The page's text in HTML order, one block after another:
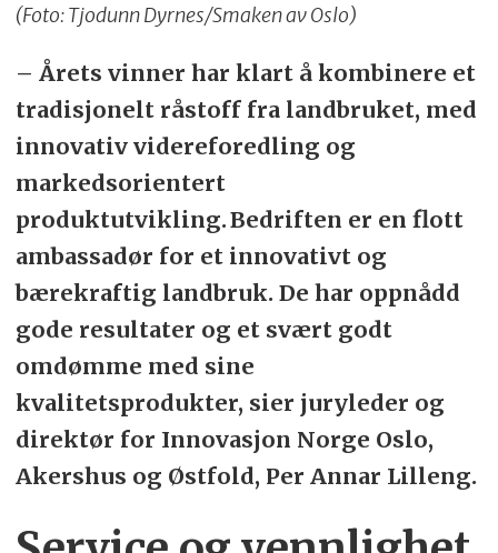
(Foto: Tjodunn Dyrnes/Smaken av Oslo)
– Årets vinner har klart å kombinere et
tradisjonelt råstoff fra landbruket, med
innovativ videreforedling og
markedsorientert
produktutvikling. Bedriften er en flott
ambassadør for et innovativt og
bærekraftig landbruk. De har oppnådd
gode resultater og et svært godt
omdømme med sine
kvalitetsprodukter, sier juryleder og
direktør for Innovasjon Norge Oslo,
Akershus og Østfold, Per Annar Lilleng.